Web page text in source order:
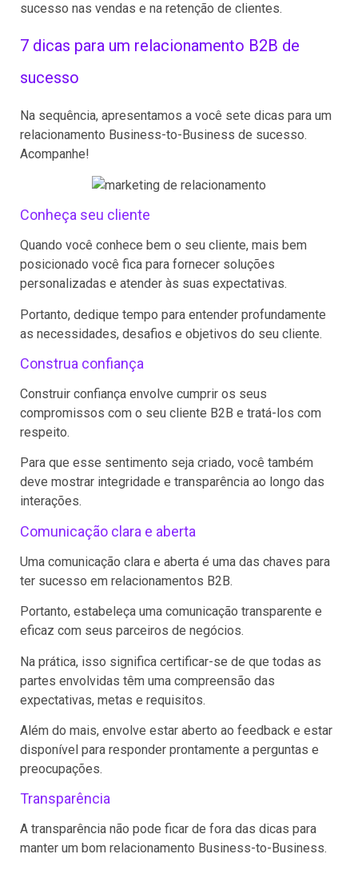
sucesso nas vendas e na retenção de clientes.
7 dicas para um relacionamento B2B de
sucesso
Na sequência, apresentamos a você sete dicas para um
relacionamento Business-to-Business de sucesso.
Acompanhe!
Conheça seu cliente
Quando você conhece bem o seu cliente, mais bem
posicionado você fica para fornecer soluções
personalizadas e atender às suas expectativas.
Portanto, dedique tempo para entender profundamente
as necessidades, desafios e objetivos do seu cliente.
Construa confiança
Construir confiança envolve cumprir os seus
compromissos com o seu cliente B2B e tratá-los com
respeito.
Para que esse sentimento seja criado, você também
deve mostrar integridade e transparência ao longo das
interações.
Comunicação clara e aberta
Uma comunicação clara e aberta é uma das chaves para
ter sucesso em relacionamentos B2B.
Portanto, estabeleça uma comunicação transparente e
eficaz com seus parceiros de negócios.
Na prática, isso significa certificar-se de que todas as
partes envolvidas têm uma compreensão das
expectativas, metas e requisitos.
Além do mais, envolve estar aberto ao feedback e estar
disponível para responder prontamente a perguntas e
preocupações.
Transparência
A transparência não pode ficar de fora das dicas para
manter um bom relacionamento Business-to-Business.